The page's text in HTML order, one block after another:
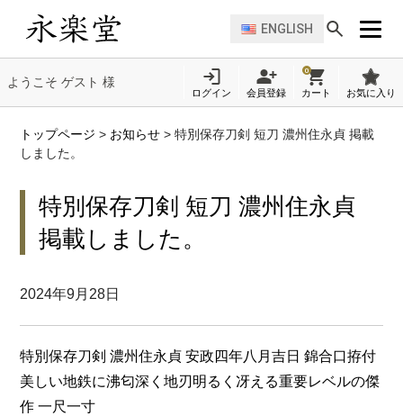
ENGLISH
ようこそ ゲスト 様
ログイン 会員登録
0
カート お気に入り
トップページ > お知らせ >特別保存刀剣 短刀 濃州住永貞 掲載
しました。
特別保存刀剣 短刀 濃州住永貞
掲載しました。
2024年9月28日
特別保存刀剣 濃州住永貞 安政四年八月吉日 錦合口拵付
美しい地鉄に沸匂深く地刃明るく冴える重要レベルの傑
作 一尺一寸